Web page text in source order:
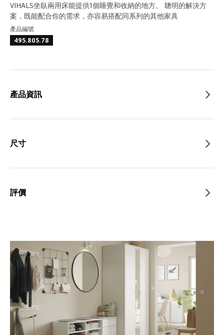
VIHALS坐臥兩用床能提供1個睡覺和收納的地方。 聰明的解決方
案，既能配合你的需求，亦容易搭配同系列的其他家具
產品編號
495.805.78
產品資訊
尺寸
評價